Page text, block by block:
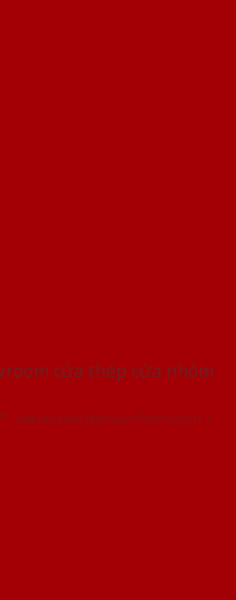
cửa thép cửa nhôm
- www.cuathepcuanhom.com |